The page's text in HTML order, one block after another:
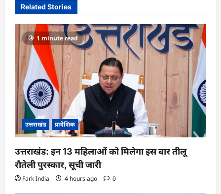
g
a
n
Related Stories
1 minute read
उत्तराखंड प्रादेशिक
उत्तराखंड: इन 13 महिलाओं को मिलेगा इस बार तीलू
रौतेली पुरस्कार, सूची जारी
Fark India 4 hours ago 0